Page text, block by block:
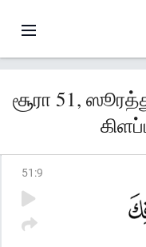
சூரா 51,
51 :9